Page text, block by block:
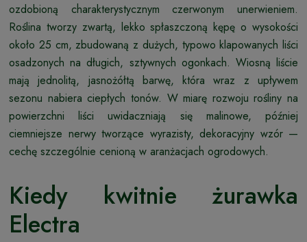
ozdobioną charakterystycznym czerwonym unerwieniem.
Roślina tworzy zwartą, lekko spłaszczoną kępę o wysokości
około 25 cm, zbudowaną z dużych, typowo klapowanych liści
osadzonych na długich, sztywnych ogonkach. Wiosną liście
mają jednolitą, jasnożółtą barwę, która wraz z upływem
sezonu nabiera ciepłych tonów. W miarę rozwoju rośliny na
powierzchni liści uwidaczniają się malinowe, później
ciemniejsze nerwy tworzące wyrazisty, dekoracyjny wzór —
cechę szczególnie cenioną w aranżacjach ogrodowych.
Kiedy kwitnie żurawka
Electra